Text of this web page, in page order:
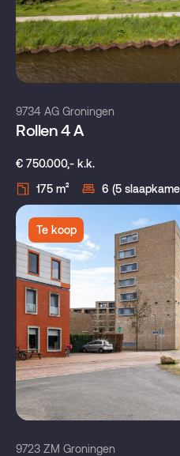
9734 AG Groningen
Rollen 4 A
€ 750.000,- k.k.
175 m²
6 (5
Te koop
9723 ZM Groningen